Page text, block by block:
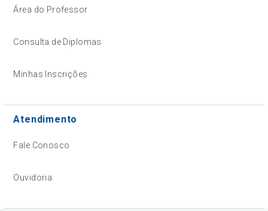
Área do Professor
Consulta de Diplomas
Minhas Inscrições
Atendimento
Fale Conosco
Ouvidoria